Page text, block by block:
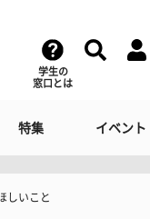
学生の
窓口とは
特集 イベント
しいこと